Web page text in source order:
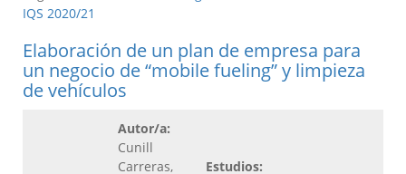
IQS 2020/21
Elaboración de un plan de empresa para
un negocio de “mobile fueling” y limpieza
de vehículos
Autor/a:
Cunill
Carreras,
Estudios: